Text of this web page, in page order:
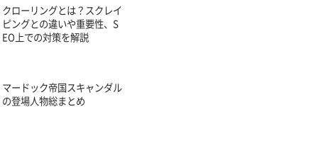
クローリングとは？スクレイ
ピングとの違いや重要性、S
EO上での対策を解説
マードック帝国スキャンダル
の登場人物総まとめ